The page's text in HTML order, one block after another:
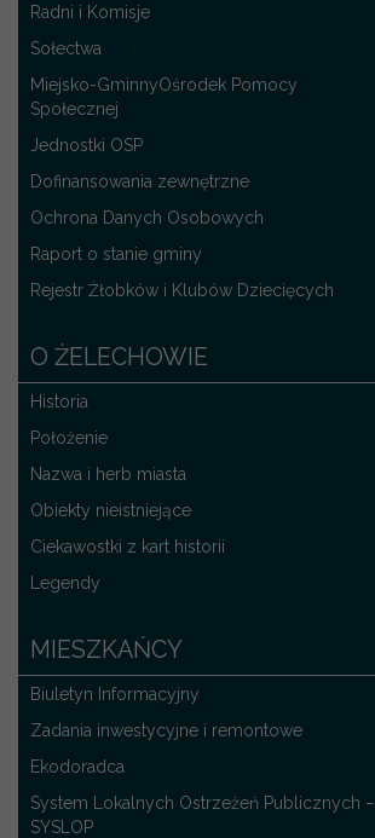
Radni i Komisje
Sołectwa
Miejsko-GminnyOśrodek Pomocy
Społecznej
Jednostki OSP
Dofinansowania zewnętrzne
Ochrona Danych Osobowych
Raport o stanie gminy
Rejestr Żłobków i Klubów Dziecięcych
O ŻELECHOWIE
Historia
Położenie
Nazwa i herb miasta
Obiekty nieistniejące
Ciekawostki z kart historii
Legendy
MIESZKAŃCY
Biuletyn Informacyjny
Zadania inwestycyjne i remontowe
Ekodoradca
System Lokalnych Ostrzeżeń Publicznych –
SYSLOP